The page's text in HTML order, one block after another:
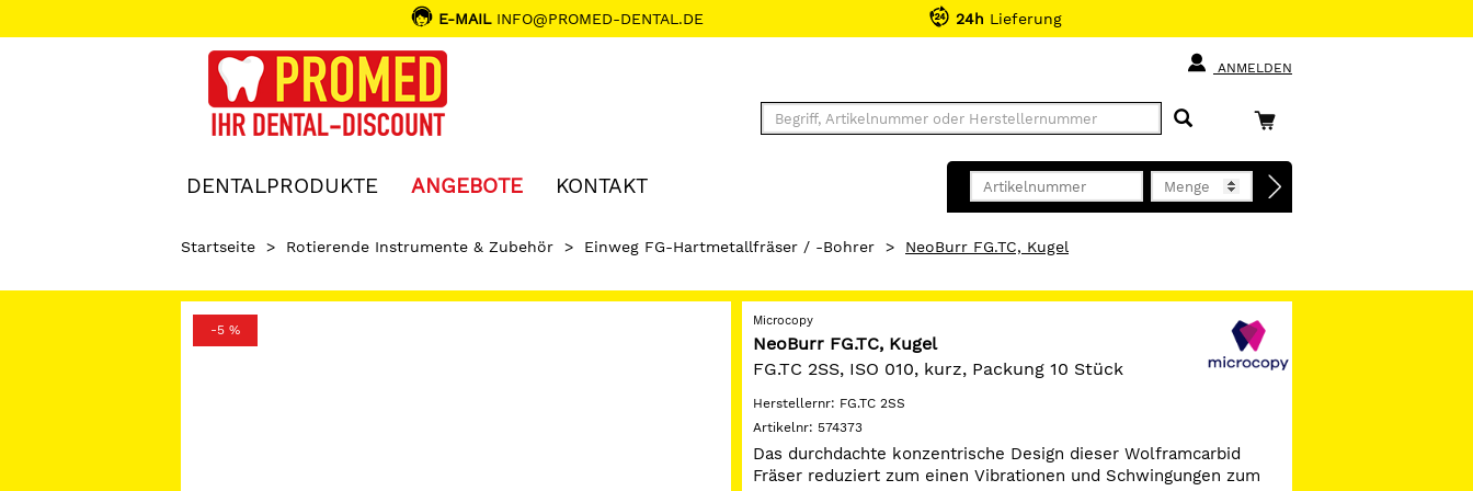
E-MAILINFO@PROMED-DENTAL.DE 24h Lieferung
ANMELDEN
DENTALPRODUKTE ANGEBOTE KONTAKT
Startseite > Rotierende Instrumente & Zubehör > Einweg FG-Hartmetallfräser / -Bohrer > NeoBurr FG.TC, Kugel
-5 %
Microcopy
NeoBurr FG.TC, Kugel
FG.TC 2SS, ISO 010, kurz, Packung 10 Stück
Herstellernr: FG.TC 2SS
Artikelnr: 574373
Das durchdachte konzentrische Design dieser Wolframcarbid
Fräser reduziert zum einen Vibrationen und Schwingungen zum